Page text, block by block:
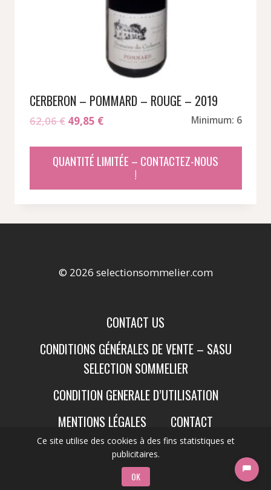
Ce site utilise des cookies à des fins statistiques et
publicitaires.
OK
CERBERON – POMMARD – ROUGE – 2019
62,06€ Le
initial
était :
49,85 €Le
actuel
est :
Minimum: 6
QUANTITÉ LIMITÉE – CONTACTEZ-NOUS
!
© 2026 selectionsommelier.com
CONTACT US
CONDITIONS GÉNÉRALES DE VENTE – SASU
SELECTION SOMMELIER
CONDITION GENERALE D’UTILISATION
MENTIONS LÉGALES
CONTACT